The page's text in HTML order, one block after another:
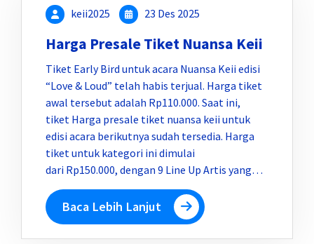
keii2025 23 Des 2025
Harga Presale Tiket Nuansa Keii
Tiket Early Bird untuk acara Nuansa Keii edisi
“Love & Loud” telah habis terjual. Harga tiket
awal tersebut adalah Rp110.000. Saat ini,
tiket Harga presale tiket nuansa keii untuk
edisi acara berikutnya sudah tersedia. Harga
tiket untuk kategori ini dimulai
dari Rp150.000, dengan 9 Line Up Artis yang…
Baca Lebih Lanjut